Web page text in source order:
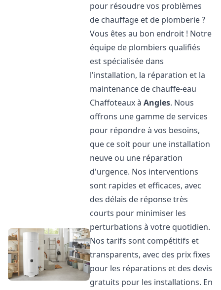
pour résoudre vos problèmes
de chauffage et de plomberie ?
Vous êtes au bon endroit ! Notre
équipe de plombiers qualifiés
est spécialisée dans
l'installation, la réparation et la
maintenance de chauffe-eau
Chaffoteaux àAngles. Nous
offrons une gamme de services
pour répondre à vos besoins,
que ce soit pour une installation
neuve ou une réparation
d'urgence. Nos interventions
sont rapides et efficaces, avec
des délais de réponse très
courts pour minimiser les
perturbations à votre quotidien.
Nos tarifs sont compétitifs et
transparents, avec des prix fixes
pour les réparations et des devis
gratuits pour les installations. En